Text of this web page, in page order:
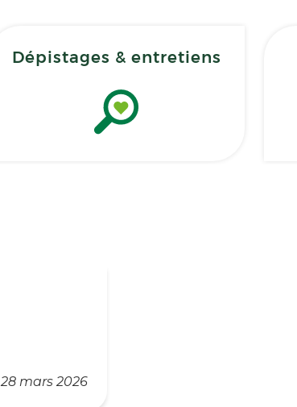
Dépistages & entretiens
28 mars 2026